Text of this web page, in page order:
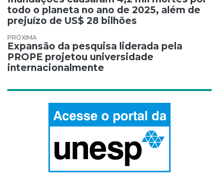
todo o planeta no ano de 2025, além de
prejuízo de US$ 28 bilhões
Expansão da pesquisa liderada pela
PROPE projetou universidade
internacionalmente